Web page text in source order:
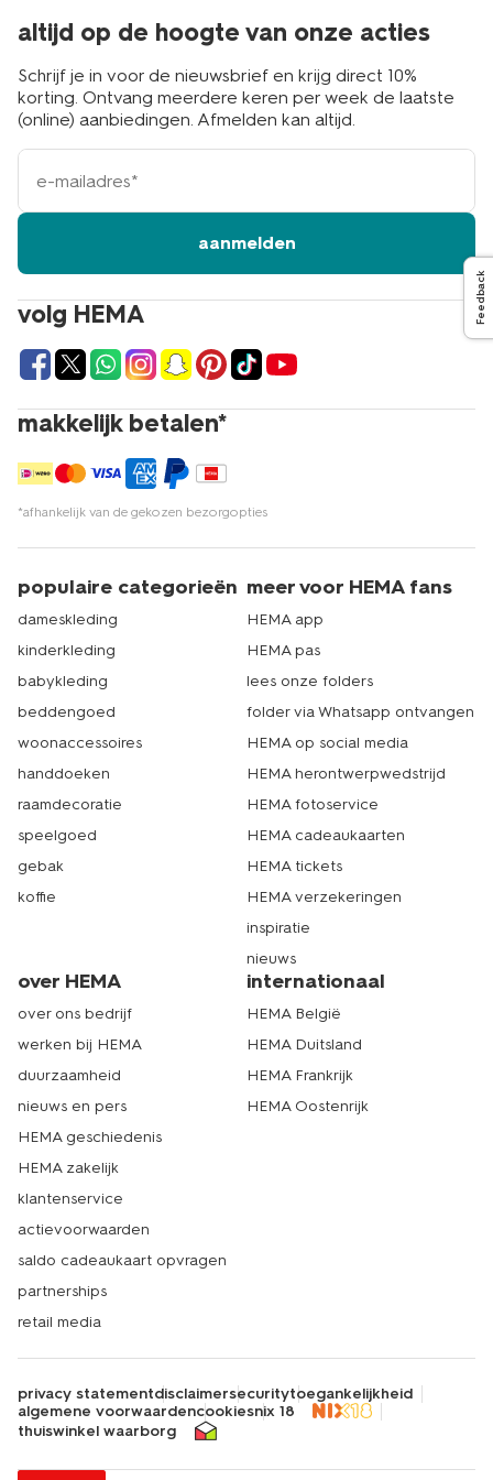
volg HEMA
makkelijk betalen*
*afhankelijk van de gekozen bezorgopties
altijd op de hoogte van onze acties
Schrijf je in voor de nieuwsbrief en krijg direct 10%
korting. Ontvang meerdere keren per week de laatste
(online) aanbiedingen. Afmelden kan altijd.
e-
mailadres
aanmelden
populaire categorieën
dameskleding
kinderkleding
babykleding
beddengoed
woonaccessoires
handdoeken
raamdecoratie
speelgoed
gebak
koffie
meer voor HEMA fans
HEMA app
HEMA pas
lees onze folders
folder via Whatsapp ontvangen
HEMA op social media
HEMA herontwerpwedstrijd
HEMA fotoservice
HEMA cadeaukaarten
HEMA tickets
HEMA verzekeringen
inspiratie
nieuws
over HEMA
over ons bedrijf
werken bij HEMA
duurzaamheid
nieuws en pers
HEMA geschiedenis
HEMA zakelijk
klantenservice
actievoorwaarden
saldo cadeaukaart opvragen
partnerships
retail media
internationaal
HEMA België
HEMA Duitsland
HEMA Frankrijk
HEMA Oostenrijk
privacy statementdisclaimersecuritytoegankelijkheid
algemene voorwaardencookiesnix 18
thuiswinkel waarborg
Feedback